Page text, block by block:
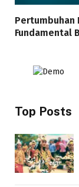
Pertumbuhan
Fundamental
Top Posts